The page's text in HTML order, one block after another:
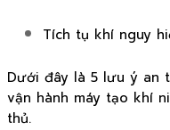
Tích tụ khí nguy
Dưới đây là 5 lưu ý an
vận hành máy tạo khí
thủ.